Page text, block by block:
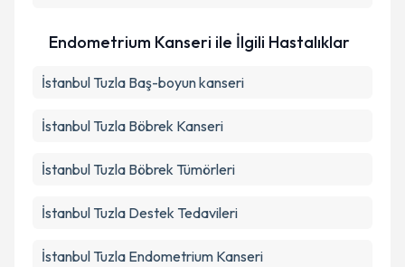
Endometrium Kanseri ile İlgili Hastalıklar
İstanbul Tuzla Baş-boyun kanseri
İstanbul Tuzla Böbrek Kanseri
İstanbul Tuzla Böbrek Tümörleri
İstanbul Tuzla Destek Tedavileri
İstanbul Tuzla Endometrium Kanseri